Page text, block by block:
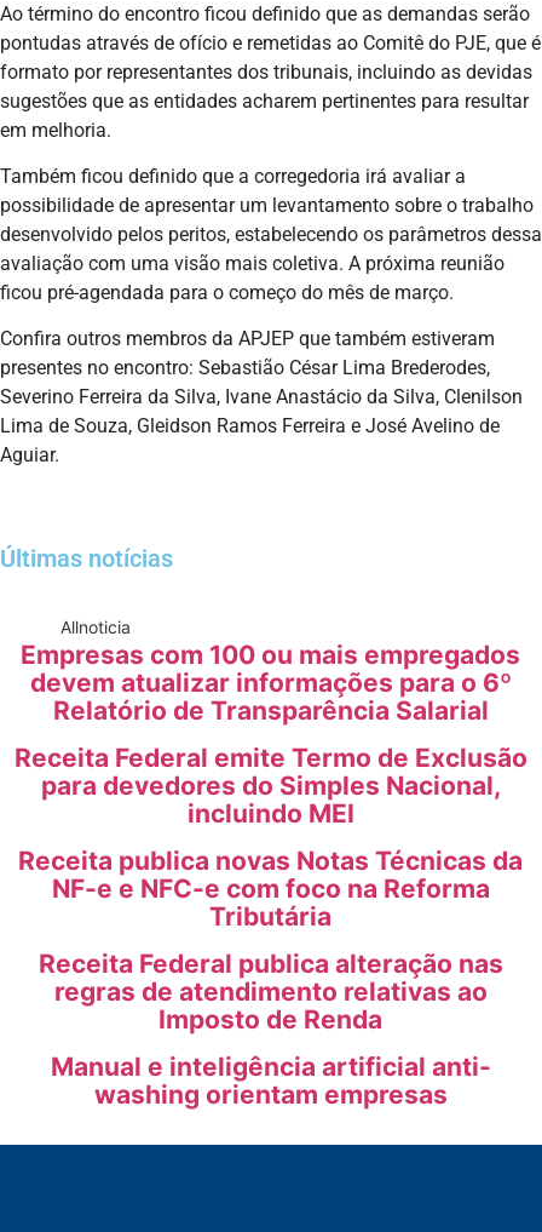
Ao término do encontro ficou definido que as demandas serão
pontudas através de ofício e remetidas ao Comitê do PJE, que é
formato por representantes dos tribunais, incluindo as devidas
sugestões que as entidades acharem pertinentes para resultar
em melhoria.
Também ficou definido que a corregedoria irá avaliar a
possibilidade de apresentar um levantamento sobre o trabalho
desenvolvido pelos peritos, estabelecendo os parâmetros dessa
avaliação com uma visão mais coletiva. A próxima reunião
ficou pré-agendada para o começo do mês de março.
Confira outros membros da APJEP que também estiveram
presentes no encontro: Sebastião César Lima Brederodes,
Severino Ferreira da Silva, Ivane Anastácio da Silva, Clenilson
Lima de Souza, Gleidson Ramos Ferreira e José Avelino de
Aguiar.
Últimas notícias
Allnoticia
Empresas com 100 ou mais empregados
devem atualizar informações para o 6º
Relatório de Transparência Salarial
Receita Federal emite Termo de Exclusão
para devedores do Simples Nacional,
incluindo MEI
Receita publica novas Notas Técnicas da
NF-e e NFC-e com foco na Reforma
Tributária
Receita Federal publica alteração nas
regras de atendimento relativas ao
Imposto de Renda
Manual e inteligência artificial anti-
washing orientam empresas